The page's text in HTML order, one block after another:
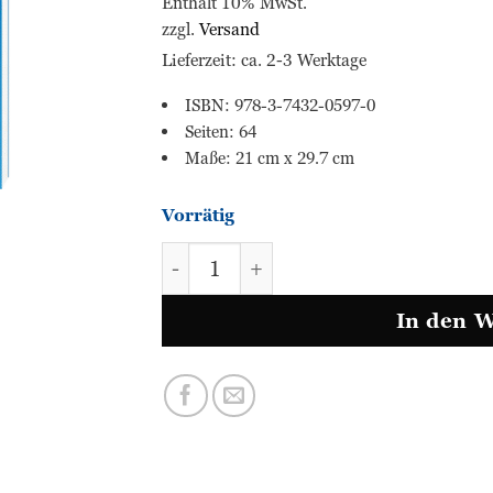
zzgl.Versand
Lieferzeit: ca. 2-3 Werktage
ISBN: 978-3-7432-0597-0
Seiten: 64
Maße: 21 cm x 29.7 cm
Vorrätig
Mathe für Minecrafter -
In den